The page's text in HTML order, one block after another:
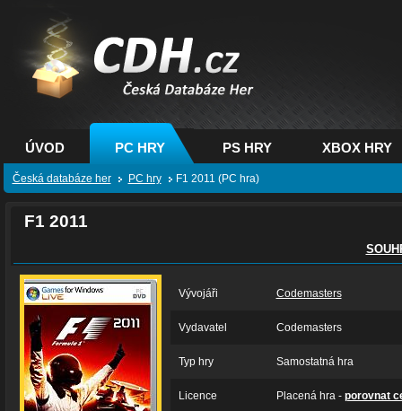
CDH.cz - hry na PC,
PS, XBOX - Česká
databáze her
ÚVOD PC HRY PS HRY XBOX HRY
Česká databáze her PC hry F1 2011 (PC hra)
F1 2011
Vývojáři Codemasters
Vydavatel Codemasters
Typ hry Samostatná hra
Licence Placená hra - porovnat